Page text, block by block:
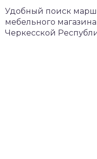
Удобный поиск
мебельного
Черкесской